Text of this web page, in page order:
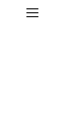
Toggle